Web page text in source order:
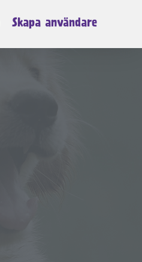
Skapa användare